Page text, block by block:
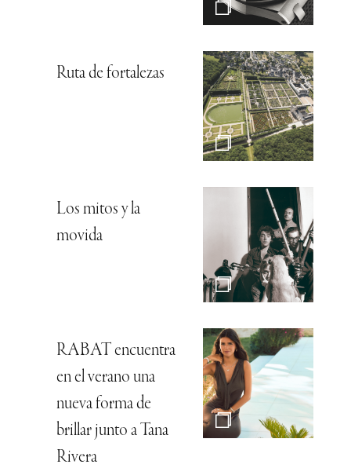
Ruta de fortalezas
Los mitos y la
movida
RABAT encuentra
en el verano una
nueva forma de
brillar junto a Tana
Rivera